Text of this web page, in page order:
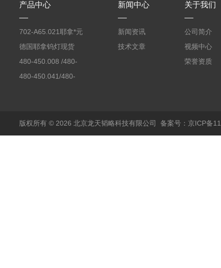
产品中心
702-A65.021耶拿*元
素分析仪反应罐
德国耶拿钨灯现货
480-450.008 /480-
450.008C耶拿镉Cd空
480-450.041/480-
包邮
新闻中心
新闻资讯
技术文章
关于我们
公司简介
视频中心
荣誉资质
版权所有 © 2026 北京龙天韬略科技有限公司 备案号：京ICP备